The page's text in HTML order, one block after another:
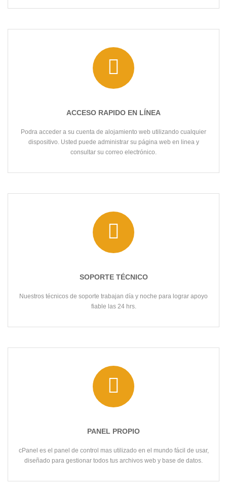
ACCESO RAPIDO EN LÍNEA
Podra acceder a su cuenta de alojamiento web utilizando cualquier
dispositivo. Usted puede administrar su página web en linea y
consultar su correo electrónico.
SOPORTE TÉCNICO
Nuestros técnicos de soporte trabajan día y noche para lograr apoyo
fiable las 24 hrs.
PANEL PROPIO
cPanel es el panel de control mas utilizado en el mundo fácil de usar,
diseñado para gestionar todos tus archivos web y base de datos.